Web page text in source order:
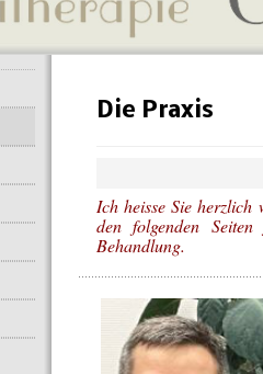
Die Praxis
Ich heisse Sie
den folgenden
Behandlung.